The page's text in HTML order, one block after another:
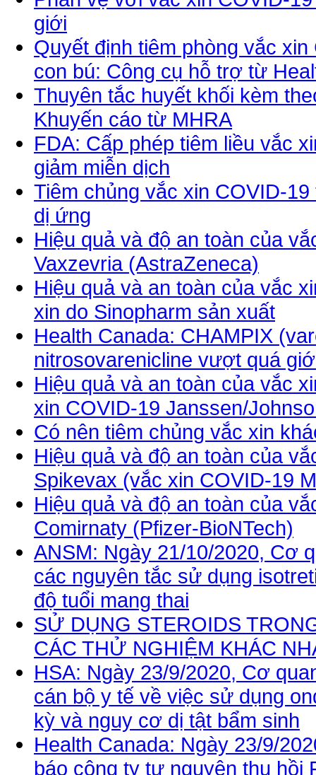
giới
Quyết định tiêm phòng vắc
con bú: Công cụ hỗ trợ từ
Thuyên tắc huyết khối kèm
Khuyến cáo từ MHRA
FDA: Cấp phép tiêm liều vắc
giảm miễn dịch
Tiêm chủng vắc xin COVID-
dị ứng
Hiệu quả và độ an toàn của
Vaxzevria (AstraZeneca)
Hiệu quả và an toàn của vắc
xin do Sinopharm sản xuất
Health Canada: CHAMPIX
nitrosovarenicline vượt quá
Hiệu quả và an toàn của vắc
xin COVID-19 Janssen/
Có nên tiêm chủng vắc xin
Hiệu quả và độ an toàn của
Spikevax (vắc xin COVID-19
Hiệu quả và độ an toàn của
Comirnaty (Pfizer-BioNTech)
ANSM: Ngày 21/10/2020, Cơ
các nguyên tắc sử dụng
độ tuổi mang thai
SỬ DỤNG STEROIDS
CÁC THỬ NGHIỆM KHÁC
HSA: Ngày 23/9/2020, Cơ
cán bộ y tế về việc sử dụng
kỳ và nguy cơ dị tật bẩm sinh
Health Canada: Ngày 23/9/
báo công ty tự nguyện thu hồi